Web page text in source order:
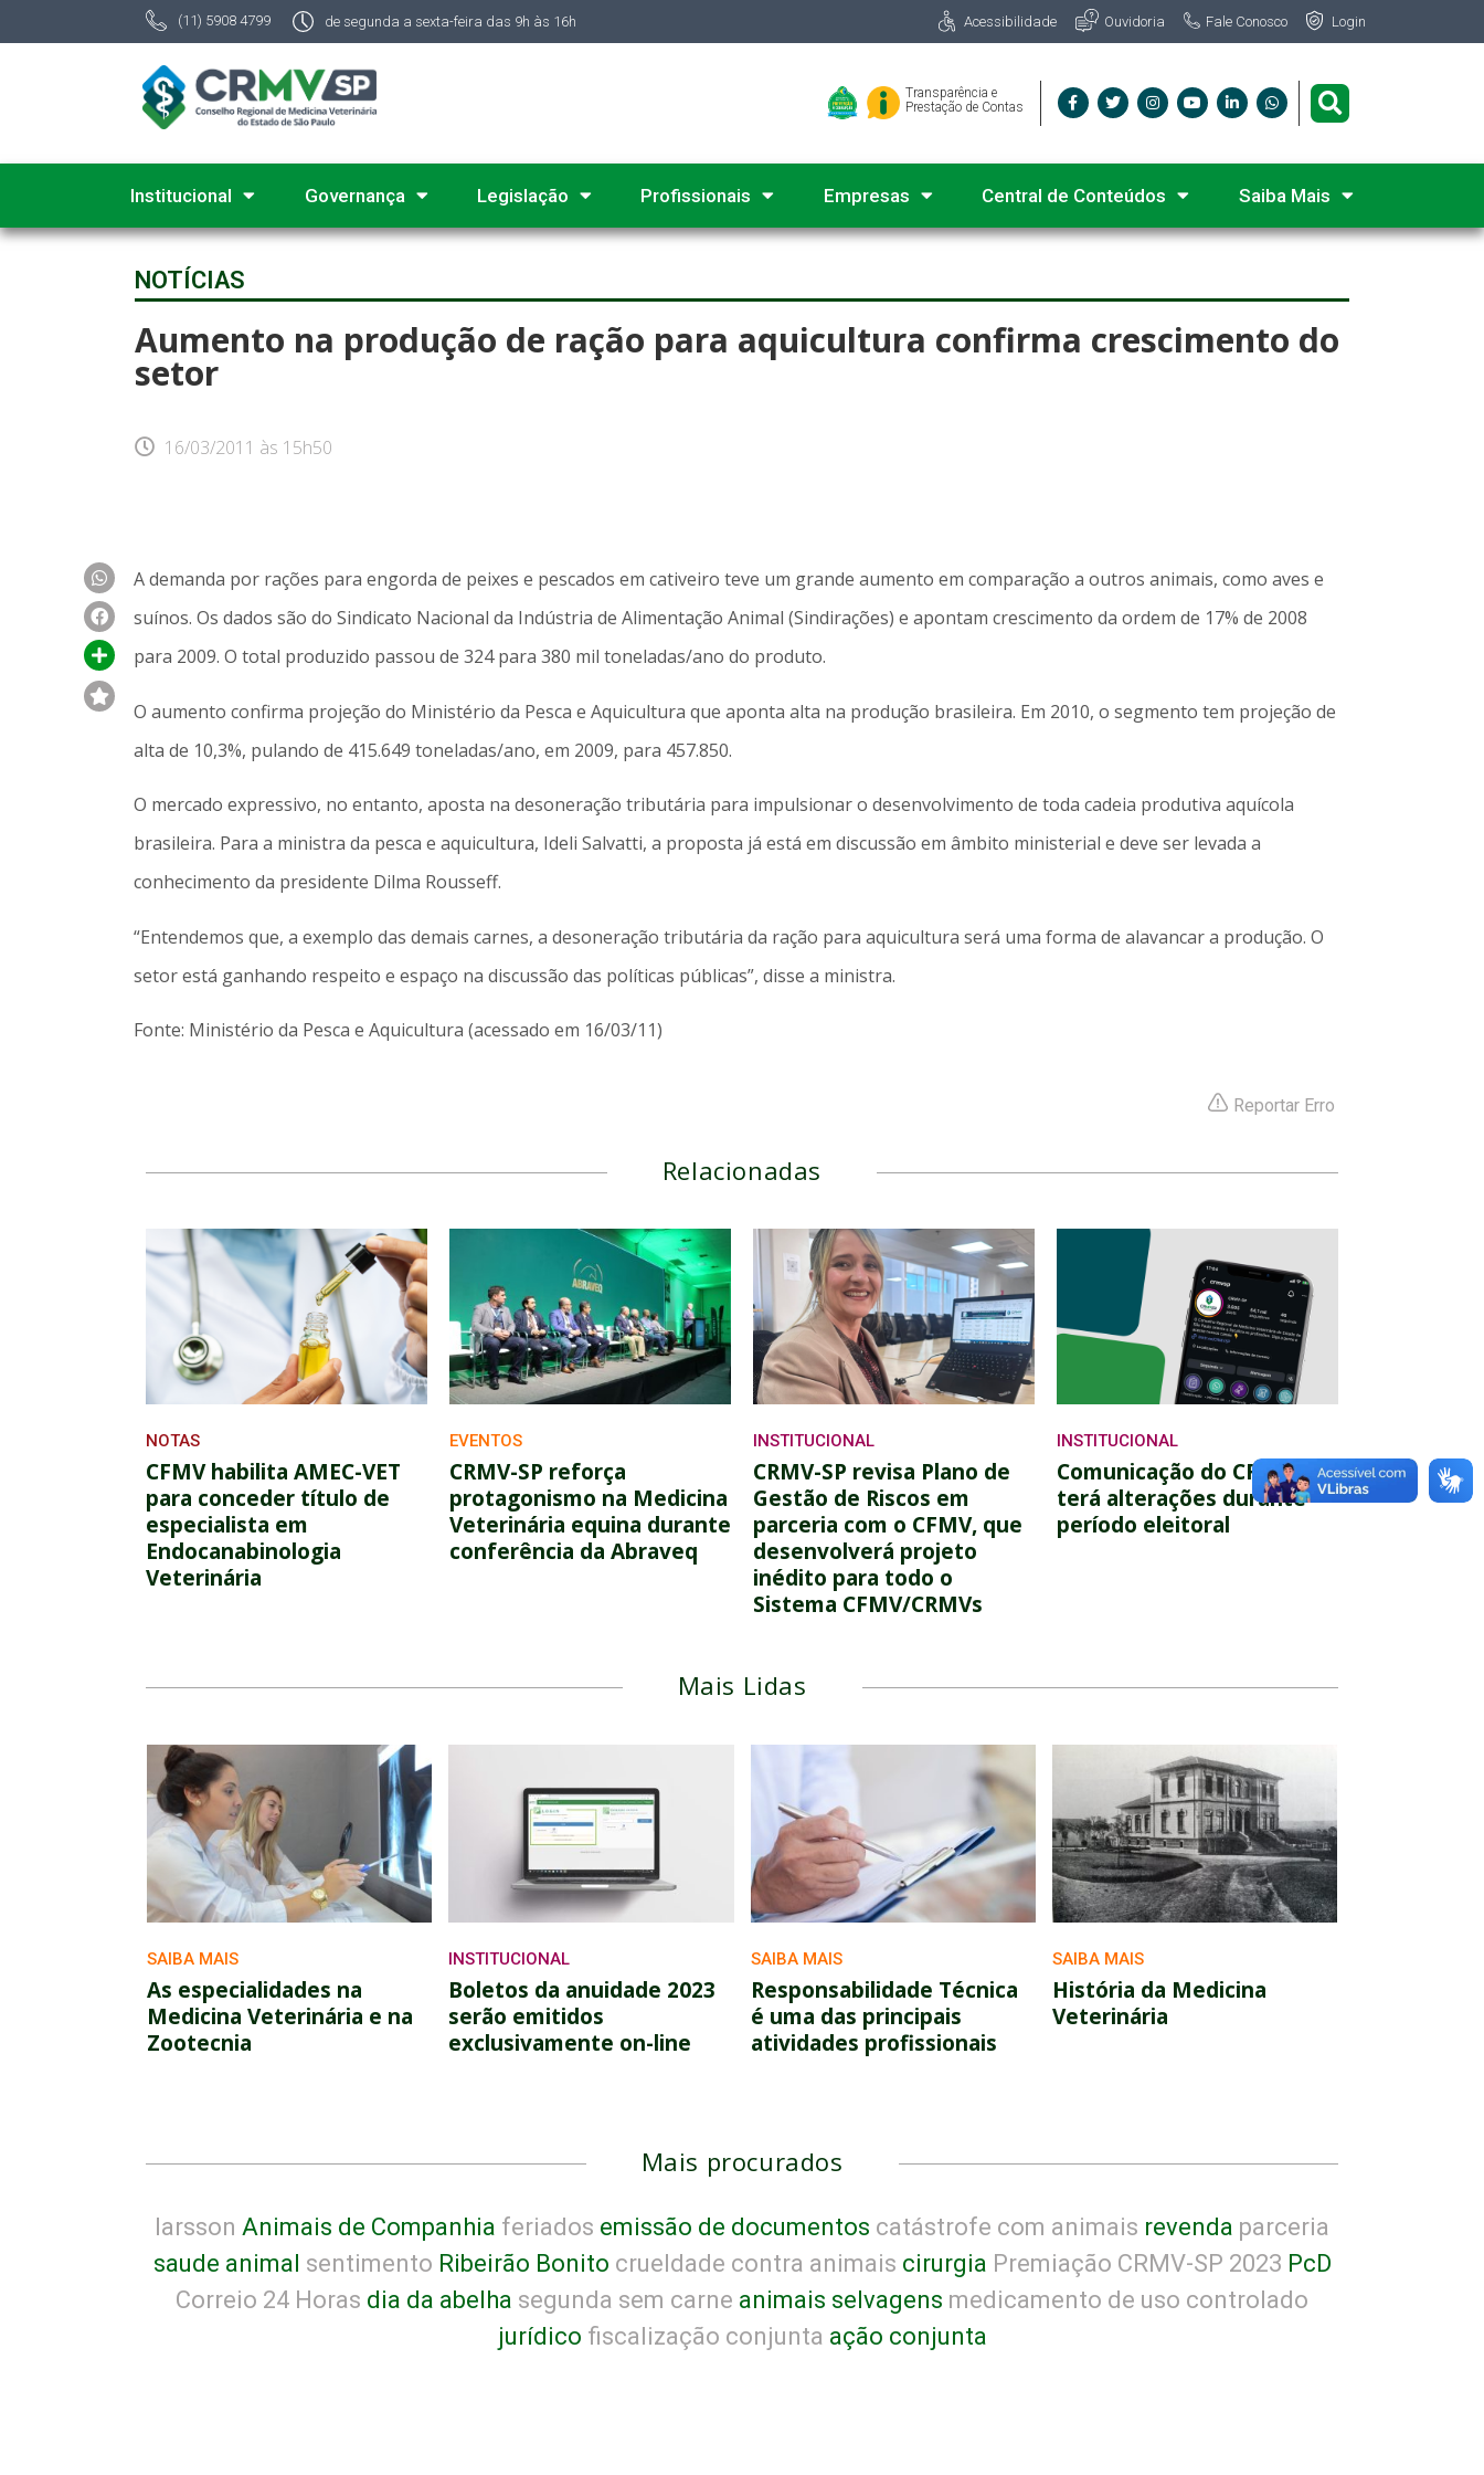
(11) 5908 4799 de segunda a sexta-feira das 9h às 16h Acessibilidade Ouvidoria Fale Conosco Login
Transparência e
Prestação de Contas
Institucional Governança Legislação Profissionais Empresas Central de Conteúdos Saiba Mais
NOTÍCIAS
Aumento na produção de ração para aquicultura confirma crescimento do
setor
16/03/2011 às 15h50
A demanda por rações para engorda de peixes e pescados em cativeiro teve um grande aumento em comparação a outros animais, como aves e
suínos. Os dados são do Sindicato Nacional da Indústria de Alimentação Animal (Sindirações) e apontam crescimento da ordem de 17% de 2008
para 2009. O total produzido passou de 324 para 380 mil toneladas/ano do produto.
O aumento confirma projeção do Ministério da Pesca e Aquicultura que aponta alta na produção brasileira. Em 2010, o segmento tem projeção de
alta de 10,3%, pulando de 415.649 toneladas/ano, em 2009, para 457.850.
O mercado expressivo, no entanto, aposta na desoneração tributária para impulsionar o desenvolvimento de toda cadeia produtiva aquícola
brasileira. Para a ministra da pesca e aquicultura, Ideli Salvatti, a proposta já está em discussão em âmbito ministerial e deve ser levada a
conhecimento da presidente Dilma Rousseff.
“Entendemos que, a exemplo das demais carnes, a desoneração tributária da ração para aquicultura será uma forma de alavancar a produção. O
setor está ganhando respeito e espaço na discussão das políticas públicas”, disse a ministra.
Fonte: Ministério da Pesca e Aquicultura (acessado em 16/03/11)
Reportar Erro
Relacionadas
NOTAS
CFMV habilita AMEC-VET
para conceder título de
especialista em
Endocanabinologia
Veterinária
EVENTOS
CRMV-SP reforça
protagonismo na Medicina
Veterinária equina durante
conferência da Abraveq
INSTITUCIONAL
CRMV-SP revisa Plano de
Gestão de Riscos em
parceria com o CFMV, que
desenvolverá projeto
inédito para todo o
Sistema CFMV/CRMVs
INSTITUCIONAL
Comunicação do CRMV-SP
terá alterações durante
período eleitoral
Mais Lidas
SAIBA MAIS
As especialidades na
Medicina Veterinária e na
Zootecnia
INSTITUCIONAL
Boletos da anuidade 2023
serão emitidos
exclusivamente on-line
SAIBA MAIS
Responsabilidade Técnica
é uma das principais
atividades profissionais
SAIBA MAIS
História da Medicina
Veterinária
Mais procurados
larsson Animais de Companhia feriados emissão de documentos catástrofe com animais revenda parceria
saude animal sentimento Ribeirão Bonito crueldade contra animais cirurgia Premiação CRMV-SP 2023 PcD
Correio 24 Horas dia da abelha segunda sem carne animais selvagens medicamento de uso controlado
jurídico fiscalização conjunta ação conjunta